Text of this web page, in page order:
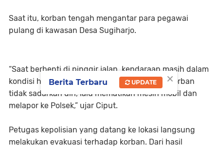
Saat itu, korban tengah mengantar para pegawai
pulang di kawasan Desa Sugiharjo.
“Saat berhenti di pinggir jalan, kendaraan masih dalam
kondisi hidup. Warga yang melintas melihat korban
tidak sadarkan diri, lalu mematikan mesin mobil dan
melapor ke Polsek,” ujar Ciput.
Petugas kepolisian yang datang ke lokasi langsung
melakukan evakuasi terhadap korban. Dari hasil
×
Berita Terbaru UPDATE